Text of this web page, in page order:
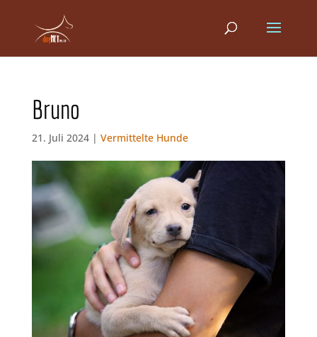
Bruno
21. Juli 2024 | Vermittelte Hunde